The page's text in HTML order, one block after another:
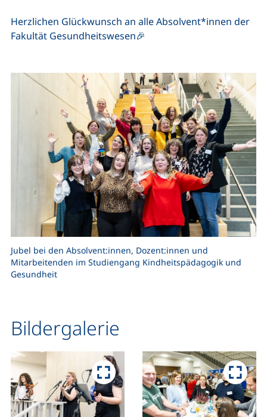
Herzlichen Glückwunsch an alle Absolvent*innen der
Fakultät Gesundheitswesen🎉
Jubel bei den Absolvent:innen, Dozent:innen und
Mitarbeitenden im Studiengang Kindheitspädagogik und
Gesundheit
Bildergalerie